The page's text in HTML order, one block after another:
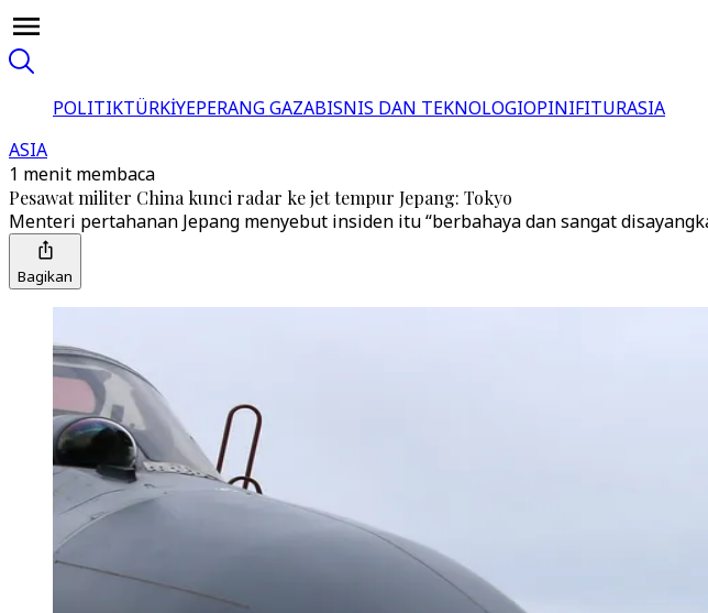
POLITIKTÜRKİYEPERANG GAZABISNIS DAN TEKNOLOGIOPINIFITURASIA
ASIA
1 menit membaca
Pesawat militer China kunci radar ke jet tempur Jepang: Tokyo
Menteri pertahanan Jepang menyebut insiden itu “berbahaya dan sangat
Bagikan